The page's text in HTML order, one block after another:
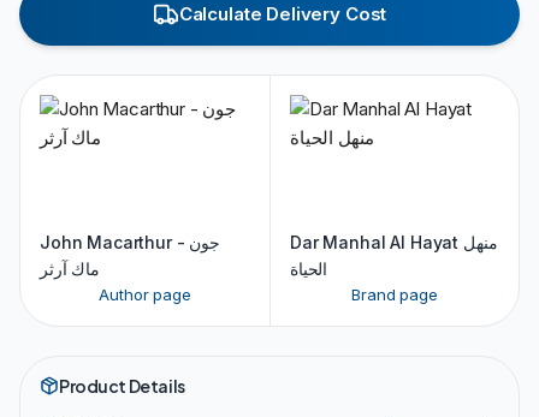
Calculate Delivery Cost
John Macarthur - جون
ماك آرثر
Author page
Dar Manhal Al Hayat منهل
الحياة
Brand page
Product Details